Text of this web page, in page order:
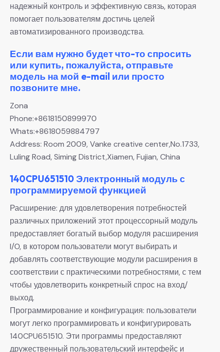
надежный контроль и эффективную связь, которая
помогает пользователям достичь целей
автоматизированного производства.
Если вам нужно будет что-то спросить
или купить, пожалуйста, отправьте
модель на мой e-mail или просто
позвоните мне.
Zona
Phone:+8618150899970
Whats:+8618059884797
Address: Room 2009, Vanke creative center,No.1733,
Luling Road, Siming District,Xiamen, Fujian, China
140CPU651510 Электронный модуль с
программируемой функцией
Расширение: для удовлетворения потребностей
различных приложений этот процессорный модуль
предоставляет богатый выбор модуля расширения
I/O, в котором пользователи могут выбирать и
добавлять соответствующие модули расширения в
соответствии с практическими потребностями, с тем
чтобы удовлетворить конкретный спрос на вход/
выход.
Программирование и конфигурация: пользователи
могут легко программировать и конфигурировать
140CPU651510. Эти программы предоставляют
дружественный пользовательский интерфейс и